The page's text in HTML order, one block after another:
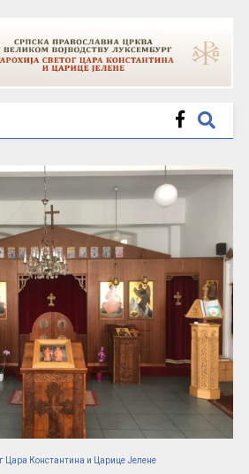
Цара Константина и Царице Јелене